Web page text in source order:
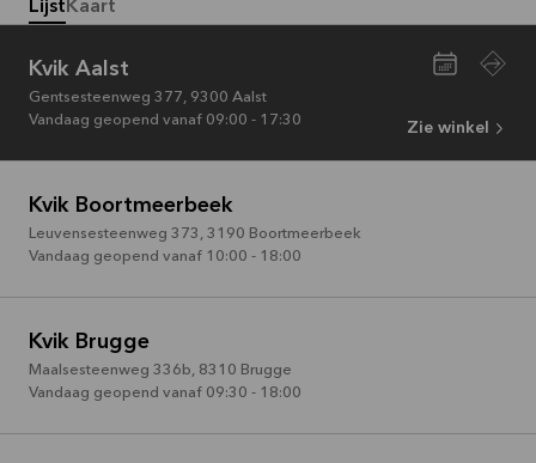
toestellen*
Bekijk
Lijst Kaart
Kvik Aalst
Gentsesteenweg 377, 9300 Aalst
Vandaag geopend vanaf 09:00 - 17:30
Zie winkel
Kvik Boortmeerbeek
Leuvensesteenweg 373 , 3190 Boortmeerbeek
Vandaag geopend vanaf 10:00 - 18:00
Kvik Brugge
Maalsesteenweg 336b, 8310 Brugge
Vandaag geopend vanaf 09:30 - 18:00